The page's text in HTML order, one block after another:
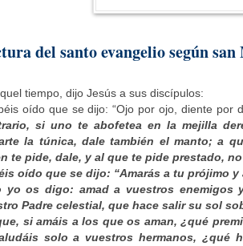
del santo evangelio según
tiempo, dijo Jesús a sus discípulos:
oído que se dijo: “Ojo por ojo, diente por
si uno te abofetea en la mejilla
la túnica, dale también el manto; a
te pide, dale, y al que te pide prestado,
oído que se dijo: “Amarás a tu prójimo y
yo os digo: amad a vuestros
Padre celestial, que hace salir su sol
si amáis a los que os aman, ¿qué
solo a vuestros hermanos, ¿qué